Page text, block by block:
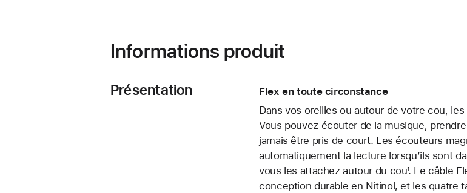
Informations produit
Présentation
Flex en toute circonstance
Dans vos oreilles ou autour de votre cou,
Vous pouvez écouter de la musique,
jamais être pris de court. Les écouteurs
automatiquement la lecture lorsqu’ils sont
vous les attachez autour du cou¹. Le câble
conception durable en Nitinol, et les quatre